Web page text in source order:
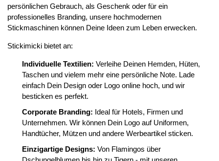
persönlichen Gebrauch, als Geschenk oder für ein
professionelles Branding, unsere hochmodernen
Stickmaschinen können Deine Ideen zum Leben erwecken.
Stickimicki bietet an:
Individuelle Textilien: Verleihe Deinen Hemden, Hüten,
Taschen und vielem mehr eine persönliche Note. Lade
einfach Dein Design oder Logo online hoch, und wir
besticken es perfekt.
Corporate Branding: Ideal für Hotels, Firmen und
Unternehmen. Wir können Dein Logo auf Uniformen,
Handtücher, Mützen und andere Werbeartikel sticken.
Einzigartige Designs: Von Flamingos über